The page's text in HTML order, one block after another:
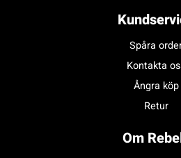
Spåra
Kontakta
Ångra köp
Retur
Om